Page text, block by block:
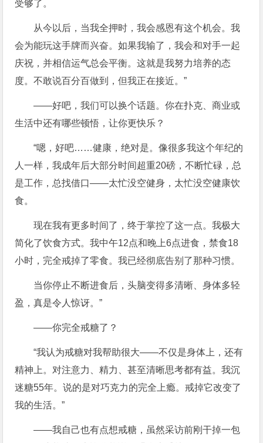
受够了。
从今以后，当我全押时，我会感恩有这个机会。我
会为能玩这手牌而兴奋。如果我输了，我会和对手一起
庆祝，并相信运气总会平衡。这就是我努力培养的态
度。不敢说百分百做到，但我正在接近。”
——好吧，我们可以换个话题。你在扑克、商业或
生活中还有哪些顿悟，让你更快乐？
“嗯，好吧……健康，绝对是。像很多我这个年纪的
人一样，我成年后大部分时间超重20磅，不断忙碌，总
是工作，总找借口——太忙没空健身，太忙没空健康饮
食。
现在我有更多时间了，终于掌控了这一点。我极大
简化了饮食方式。我中午12点和晚上6点进食，禁食18
小时，完全戒掉了零食。我已经彻底告别了那种习惯。
当你停止不断进食后，头脑变得多清晰、身体多轻
盈，真是令人惊讶。”
——你完全戒糖了？
“我认为戒糖对我帮助很大——不仅是身体上，还有
精神上。对注意力、精力、甚至清晰思考都有益。我沉
迷糖55年。说的是对巧克力的完全上瘾。戒掉它改变了
我的生活。”
——我自己也有点想戒糖，虽然采访前刚干掉一包